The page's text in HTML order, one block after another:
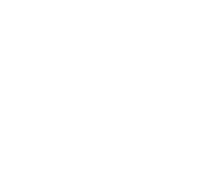
в статье « Наполнители